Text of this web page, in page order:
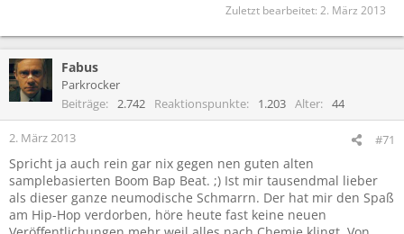
Zuletzt bearbeitet: 2. März 2013
Fabus
Parkrocker
Beiträge
2.742 Reaktionspunkte 1.203 Alter 44
2. März 2013 #71
Spricht ja auch rein gar nix gegen nen guten alten
samplebasierten Boom Bap Beat. ;) Ist mir tausendmal lieber
als dieser ganze neumodische Schmarrn. Der hat mir den Spaß
am Hip-Hop verdorben, höre heute fast keine neuen